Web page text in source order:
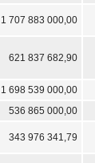
1 707 883 000,00
621 837 682,90
1 698 539 000,00
536 865 000,00
343 976 341,79